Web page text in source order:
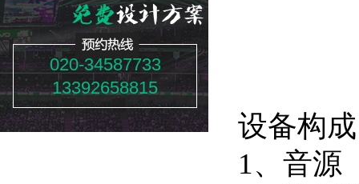
020-34587733
13392658815
设备构
1、音源